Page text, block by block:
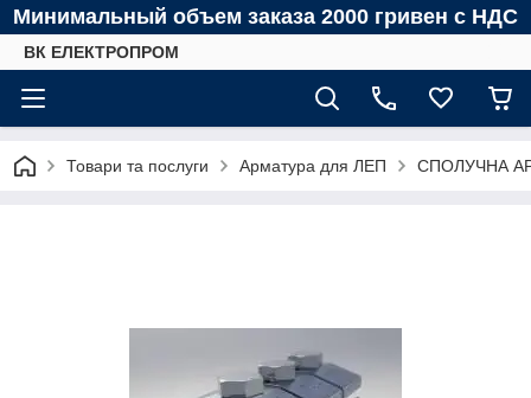
Минимальный объем заказа 2000 гривен с НДС
ВК ЕЛЕКТРОПРОМ
Товари та послуги Арматура для ЛЕП СПОЛУЧНА